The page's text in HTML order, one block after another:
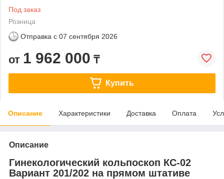
Под заказ
Розница
Отправка с 07 сентября 2026
от 1 962 000 ₸
Купить
Описание Характеристики Доставка Оплата
Описание
Гинекологический кольпоскоп КС-02
Вариант 201/202 на прямом штативе